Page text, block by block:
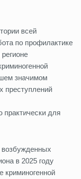
всей
по профилактике
значимом
преступлений
практически для
в 2025 году
криминогенной